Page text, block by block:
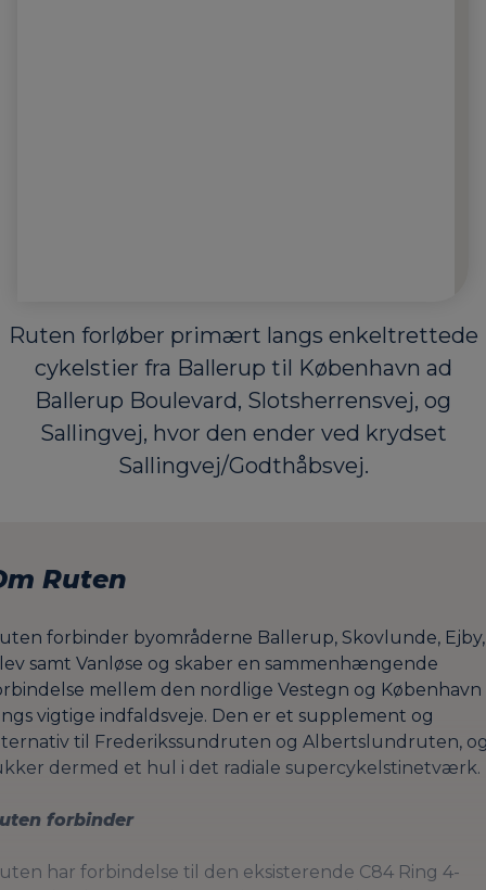
Ruten forløber primært langs enkeltrettede
cykelstier fra Ballerup til København ad
Ballerup Boulevard, Slotsherrensvej, og
Sallingvej, hvor den ender ved krydset
Sallingvej/Godthåbsvej.
Ruten
forbinder byområderne Ballerup, Skovlunde, Ejby,
samt Vanløse og skaber en sammenhængende
mellem den nordlige Vestegn og København
vigtige indfaldsveje. Den er et supplement og
til Frederikssundruten og Albertslundruten,
dermed et hul i det radiale supercykelstinetværk.
forbinder
har forbindelse til den eksisterende C84 Ring 4-